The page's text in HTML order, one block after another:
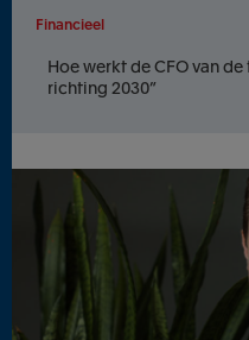
Financieel
Hoe werkt de CFO van
richting 2030”